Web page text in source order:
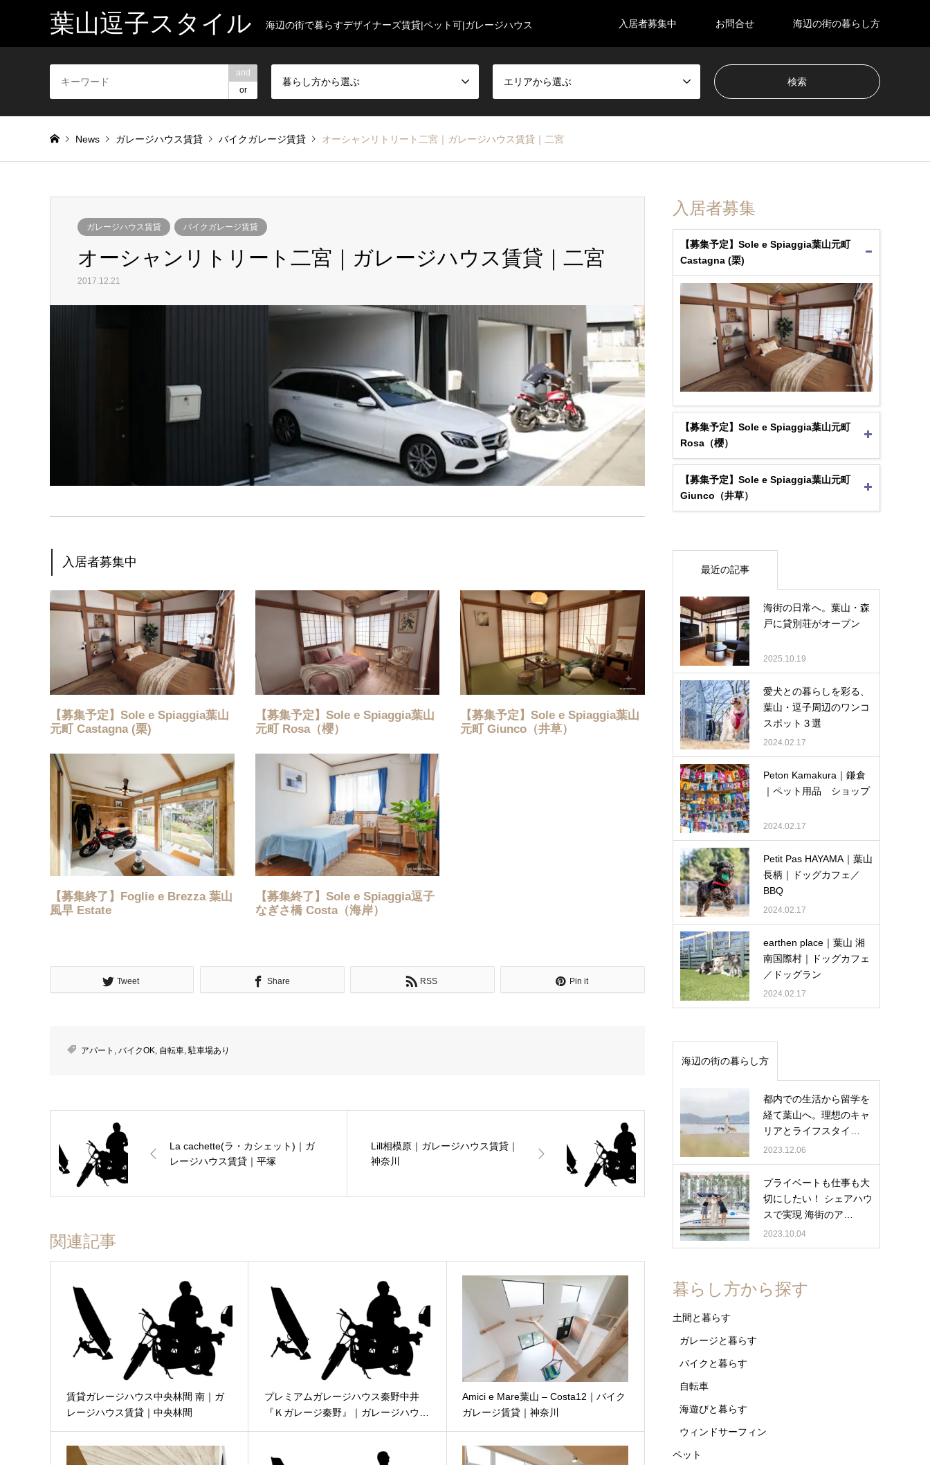
葉山逗子スタイル 海辺の街で暮らすデザイナーズ賃貸|ペット可|ガレージハウス 入居者募集中 お問合せ 海辺の街の暮らし方
and
or
暮らし方から選ぶ エリアから選ぶ
News ガレージハウス賃貸 バイクガレージ賃貸 オーシャンリトリート二宮｜ガレージハウス賃貸｜二宮
ガレージハウス賃貸 バイクガレージ賃貸
オーシャンリトリート二宮｜ガレージハウス賃貸｜二宮
2017.12.21
入居者募集中
【募集予定】Sole e Spiaggia葉山
元町 Castagna (栗)
【募集予定】Sole e Spiaggia葉山
元町 Rosa（櫻）
【募集予定】Sole e Spiaggia葉山
元町 Giunco（井草）
【募集終了】Foglie e Brezza 葉山
風早 Estate
【募集終了】Sole e Spiaggia逗子
なぎさ橋 Costa（海岸）
Tweet Share RSS Pin it
アパート バイクOK 自転車 駐車場あり
La cachette(ラ・カシェット)｜ガ
レージハウス賃貸｜平塚
Lill相模原｜ガレージハウス賃貸｜
神奈川
関連記事
賃貸ガレージハウス中央林間 南｜ガ
レージハウス賃貸｜中央林間
プレミアムガレージハウス秦野中井
『Ｋガレージ秦野』｜ガレージハウ…
Amici e Mare葉山 – Costa12｜バイク
ガレージ賃貸｜神奈川
入居者募集
【募集予定】Sole e Spiaggia葉山元町
Castagna (栗)
【募集予定】Sole e Spiaggia葉山元町
Rosa（櫻）
【募集予定】Sole e Spiaggia葉山元町
Giunco（井草）
最近の記事
海街の日常へ。葉山・森
戸に貸別荘がオープン
2025.10.19
愛犬との暮らしを彩る、
葉山・逗子周辺のワンコ
スポット３選
2024.02.17
Peton Kamakura｜鎌倉
｜ペット用品 ショップ
2024.02.17
Petit Pas HAYAMA｜葉山
長柄｜ドッグカフェ／
BBQ
2024.02.17
earthen place｜葉山 湘
南国際村｜ドッグカフェ
／ドッグラン
2024.02.17
海辺の街の暮らし方
都内での生活から留学を
経て葉山へ。理想のキャ
リアとライフスタイ…
2023.12.06
プライベートも仕事も大
切にしたい！ シェアハウ
スで実現 海街のア…
2023.10.04
暮らし方から探す
土間と暮らす
ガレージと暮らす
バイクと暮らす
自転車
海遊びと暮らす
ウィンドサーフィン
ペット